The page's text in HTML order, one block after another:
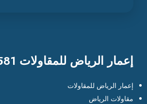
إعمار الرياض للمقاولات 0569557581
إعمار الرياض للمقاولات
مقاولات الرياض